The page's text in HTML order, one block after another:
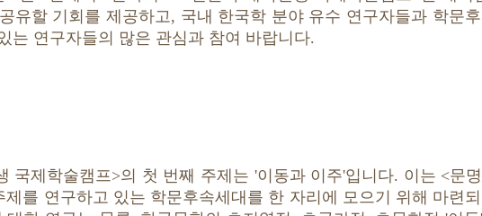
유할 기회를 제공하고, 국내 한국학 분야 유수 연구자들과 학문
는 연구자들의 많은 관심과 참여 바랍니다.
국제학술캠프>의 첫 번째 주제는 '이동과 이주'입니다. 이는 <문
제를 연구하고 있는 학문후속세대를 한 자리에 모으기 위해 마련